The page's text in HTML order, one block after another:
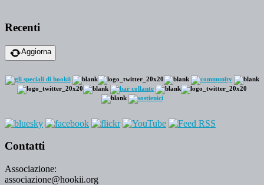
Recenti
Aggiorna
Contatti
Associazione:
associazione@hookii.org